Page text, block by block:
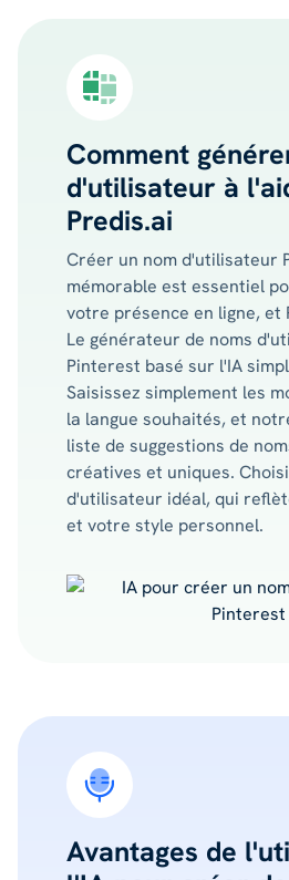
Comment
d'utilisateur à
Predis.ai
Créer un nom d'utilisateur
mémorable est essentiel
votre présence en ligne, et
Le générateur de noms
Pinterest basé sur l'IA
Saisissez simplement les
la langue souhaités, et
liste de suggestions de
créatives et uniques.
d'utilisateur idéal, qui
et votre style personnel.
Avantages de